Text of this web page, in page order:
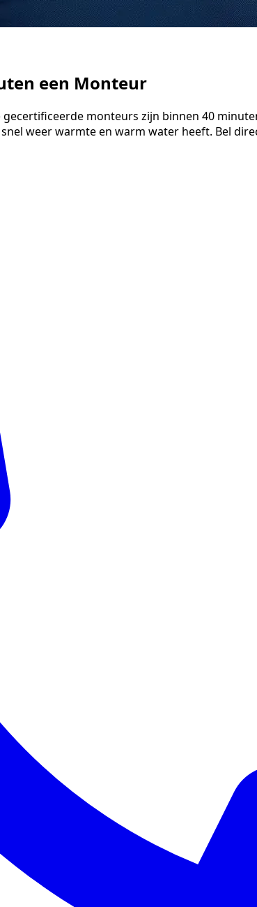
een Monteur
monteurs zijn binnen 40
weer warmte en warm water heeft. Bel